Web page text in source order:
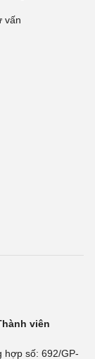
vấn
viên
hợp số: 692/GP-